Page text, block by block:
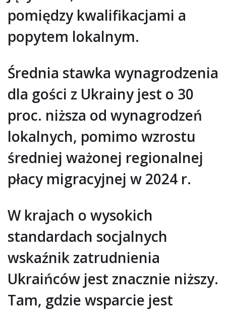
pomiędzy kwalifikacjami a
popytem lokalnym.
Średnia stawka wynagrodzenia
dla gości z Ukrainy jest o 30
proc. niższa od wynagrodzeń
lokalnych, pomimo wzrostu
średniej ważonej regionalnej
płacy migracyjnej w 2024 r.
W krajach o wysokich
standardach socjalnych
wskaźnik zatrudnienia
Ukraińców jest znacznie niższy.
Tam, gdzie wsparcie jest